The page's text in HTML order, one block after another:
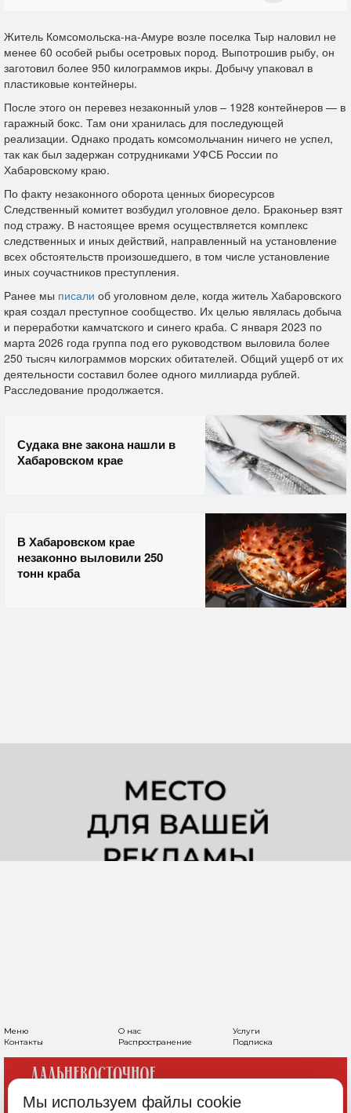
Житель Комсомольска-на-Амуре возле поселка Тыр наловил не
менее 60 особей рыбы осетровых пород. Выпотрошив рыбу, он
заготовил более 950 килограммов икры. Добычу упаковал в
пластиковые контейнеры.
После этого он перевез незаконный улов – 1928 контейнеров — в
гаражный бокс. Там они хранилась для последующей
реализации. Однако продать комсомольчанин ничего не успел,
так как был задержан сотрудниками УФСБ России по
Хабаровскому краю.
По факту незаконного оборота ценных биоресурсов
Следственный комитет возбудил уголовное дело. Браконьер взят
под стражу. В настоящее время осуществляется комплекс
следственных и иных действий, направленный на установление
всех обстоятельств произошедшего, в том числе установление
иных соучастников преступления.
Ранее мы писали об уголовном деле, когда житель Хабаровского
края создал преступное сообщество. Их целью являлась добыча
и переработки камчатского и синего краба. С января 2023 по
марта 2026 года группа под его руководством выловила более
250 тысяч килограммов морских обитателей. Общий ущерб от их
деятельности составил более одного миллиарда рублей.
Расследование продолжается.
Судака вне закона нашли в
Хабаровском крае
В Хабаровском крае
незаконно выловили 250
тонн краба
Меню О нас
Услуги
Контакты
Распространение Подписка
Мы используем файлы cookie